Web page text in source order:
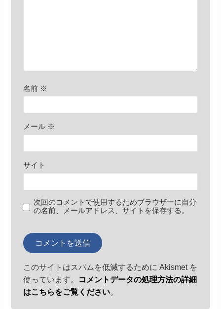
名前 ※
メール ※
サイト
次回のコメントで使用するためブラウザーに自分
の名前、メールアドレス、サイトを保存する。
このサイトはスパムを低減するために Akismet を
使っています。
コメントデータの処理方法の詳細
はこちらをご覧ください。